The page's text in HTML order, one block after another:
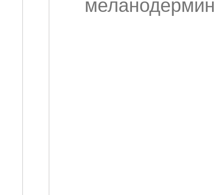
меланодермин